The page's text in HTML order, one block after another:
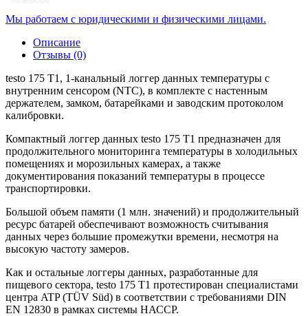
Мы работаем с юридическими и физическими лицами.
Описание
Отзывы (0)
testo 175 T1, 1-канальный логгер данных температуры с
внутренним сенсором (NTC), в комплекте с настенным
держателем, замком, батарейками и заводским протоколом
калибровки.
Компактный логгер данных testo 175 T1 предназначен для
продолжительного мониторинга температуры в холодильных
помещениях и морозильных камерах, а также
документирования показаний температуры в процессе
транспортировки.
Большой объем памяти (1 млн. значений) и продолжительный
ресурс батарей обеспечивают возможность считывания
данных через большие промежутки времени, несмотря на
высокую частоту замеров.
Как и остальные логгеры данных, разработанные для
пищевого сектора, testo 175 T1 протестирован специалистами
центра ATP (TÜV Süd) в соответствии с требованиями DIN
EN 12830 в рамках системы НАССР.